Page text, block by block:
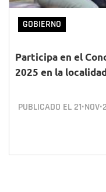
GOBIERNO
Participa en el
2025 en la
PUBLICADO EL